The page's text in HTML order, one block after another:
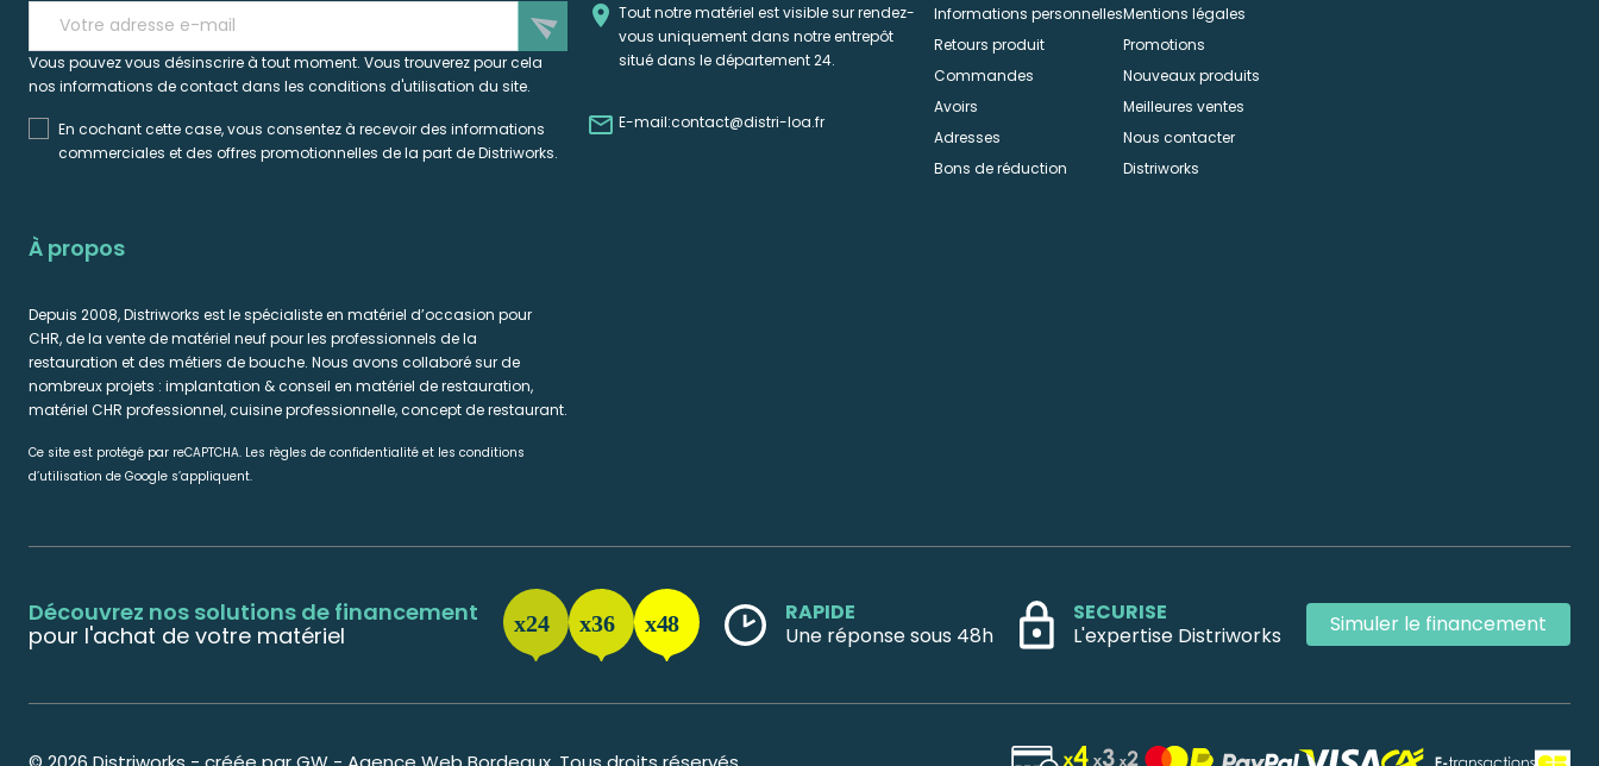
send
Vous pouvez vous désinscrire à tout moment. Vous trouverez pour cela
nos informations de contact dans les conditions d'utilisation du site.
En cochant cette case, vous consentez à recevoir des informations
commerciales et des offres promotionnelles de la part de Distriworks.
À propos
Depuis 2008, Distriworks est le spécialiste en matériel d’occasion pour
CHR, de la vente de matériel neuf pour les professionnels de la
restauration et des métiers de bouche. Nous avons collaboré sur de
nombreux projets : implantation & conseil en matériel de restauration,
matériel CHR professionnel, cuisine professionnelle, concept de restaurant.
Ce site est protégé par reCAPTCHA. Les règles de confidentialité et les conditions
d’utilisation de Google s’appliquent.
Mentions légales
Promotions
Nouveaux produits
Meilleures ventes
Nous contacter
Distriworks
Informations personnelles
Retours produit
Commandes
Avoirs
Adresses
Bons de réduction
 Tout notre matériel est visible sur rendez-
vous uniquement dans notre entrepôt
situé dans le département 24.
 E-mail:contact@distri-loa.fr
Découvrez nos solutions de financement
pour l'achat de votre matériel
RAPIDE
Une réponse sous 48h
SECURISE
L'expertise Distriworks
Simuler le financement